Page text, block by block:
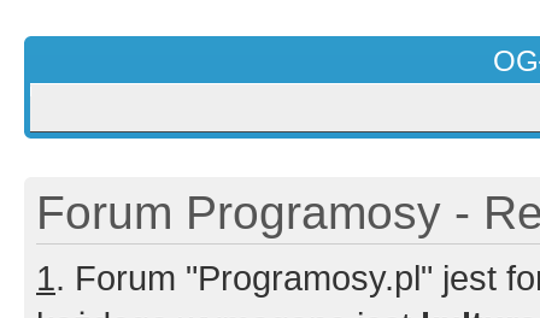
Forum Programosy -
1. Forum "Programosy.pl" jest